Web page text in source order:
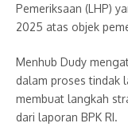
Pemeriksaan (LHP)
2025 atas objek
Menhub Dudy
dalam proses tindak
membuat langkah
dari laporan BPK RI.